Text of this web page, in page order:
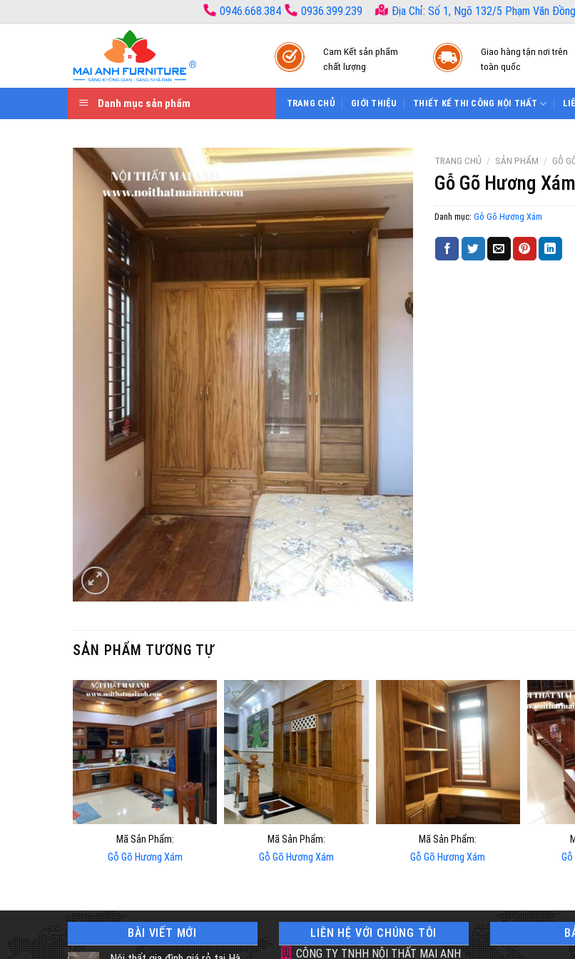
qua
0946.668.384 0936.399.239 Địa Chỉ: Số 1, Ngõ 132/5 Phạm Văn
Cam Kết sản phẩm
chất lượng
Giao hàng tận nơi trên
toàn quốc
Danh mục sản phẩm TRANG CHỦ GIỚI THIỆU THIẾT KẾ THI CÔNG NỘI THẤT
TRANG CHỦ / SẢN PHẨM / GỖ
Gỗ Gõ Hương Xám
Danh mục: Gỗ Gõ Hương Xám
SẢN PHẨM TƯƠNG TỰ
Mã Sản Phẩm:
Gỗ Gõ Hương Xám
Mã Sản Phẩm:
Gỗ Gõ Hương Xám
Mã Sản Phẩm:
Gỗ Gõ Hương Xám
BÀI VIẾT MỚI
LIÊN HỆ VỚI CHÚNG TÔI
CÔNG TY TNHH NỘI THẤT MAI ANH